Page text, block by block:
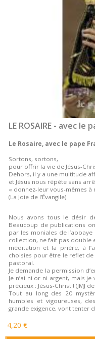
LE ROSAIRE - avec le
Le Rosaire, avec le pape
Sortons, sortons,
pour offrir la vie de Jésus-
Dehors, il y a une multitude
et Jésus nous répète sans
« donnez-leur vous-mêmes à
(La Joie de l’Évangile)
Nous avons tous le désir
Beaucoup de publications
par les moniales de
collection, ne fait pas double
méditation et la prière, à
choisies pour être le reflet
pastoral.
Je demande la permission
Je n’ai ni or ni argent, mais
précieux : Jésus-Christ ! (JMJ
Tout au long des 20
humbles et vigoureuses,
grande exigence, vont tenter
4,20 €